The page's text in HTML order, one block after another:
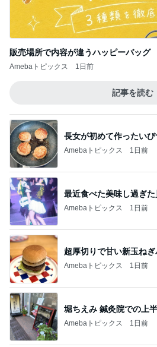
販売場所で内容が違うハッピーバッグ
Amebaトピックス 1日前
記事を読む
長女が初めて作ったい
Amebaトピックス 1日前
最近食べた美味し過ぎ
Amebaトピックス 1日前
超厚切りで甘い新玉ね
Amebaトピックス 1日前
堀ちえみ 鍼灸院での上
Amebaトピックス 1日前